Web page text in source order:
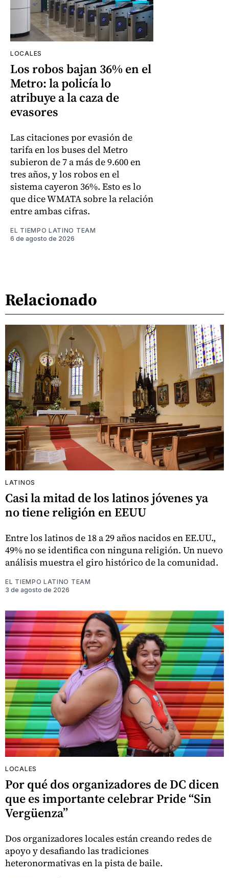
LOCALES
Los robos bajan 36% en el
Metro: la policía lo
atribuye a la caza de
evasores
Las citaciones por evasión de
tarifa en los buses del Metro
subieron de 7 a más de 9.600 en
tres años, y los robos en el
sistema cayeron 36%. Esto es lo
que dice WMATA sobre la relación
entre ambas cifras.
EL TIEMPO LATINO TEAM
6 de agosto de 2026
Relacionado
LATINOS
Casi la mitad de los latinos jóvenes ya
no tiene religión en EEUU
Entre los latinos de 18 a 29 años nacidos en EE.UU.,
49% no se identifica con ninguna religión. Un nuevo
análisis muestra el giro histórico de la comunidad.
EL TIEMPO LATINO TEAM
3 de agosto de 2026
LOCALES
Por qué dos organizadores de DC dicen
que es importante celebrar Pride “Sin
Vergüenza”
Dos organizadores locales están creando redes de
apoyo y desafiando las tradiciones
heteronormativas en la pista de baile.